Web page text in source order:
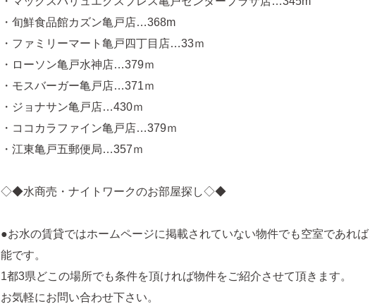
・旬鮮食品館カズン亀戸店…368m
・ファミリーマート亀戸四丁目店…33ｍ
・ローソン亀戸水神店…379ｍ
・モスバーガー亀戸店…371ｍ
・ジョナサン亀戸店…430ｍ
・ココカラファイン亀戸店…379ｍ
・江東亀戸五郵便局…357ｍ
◇◆水商売・ナイトワークのお部屋探し◇◆
●お水の賃貸ではホームページに掲載されていない物件でも空室であれ
能です。
1都3県どこの場所でも条件を頂ければ物件をご紹介させて頂きます。
お気軽にお問い合わせ下さい。